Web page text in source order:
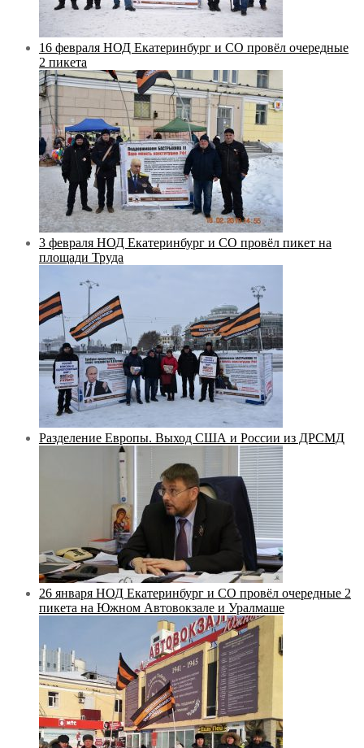
16 февраля НОД Екатеринбург и СО провёл очередные
2 пикета
3 февраля НОД Екатеринбург и СО провёл пикет на
площади Труда
Разделение Европы. Выход США и России из ДРСМД
26 января НОД Екатеринбург и СО провёл очередные 2
пикета на Южном Автовокзале и Уралмаше